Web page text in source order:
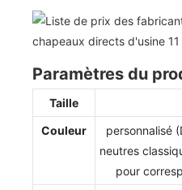
Paramètres du
Taille
Couleur
personnalisé
neutres
pour